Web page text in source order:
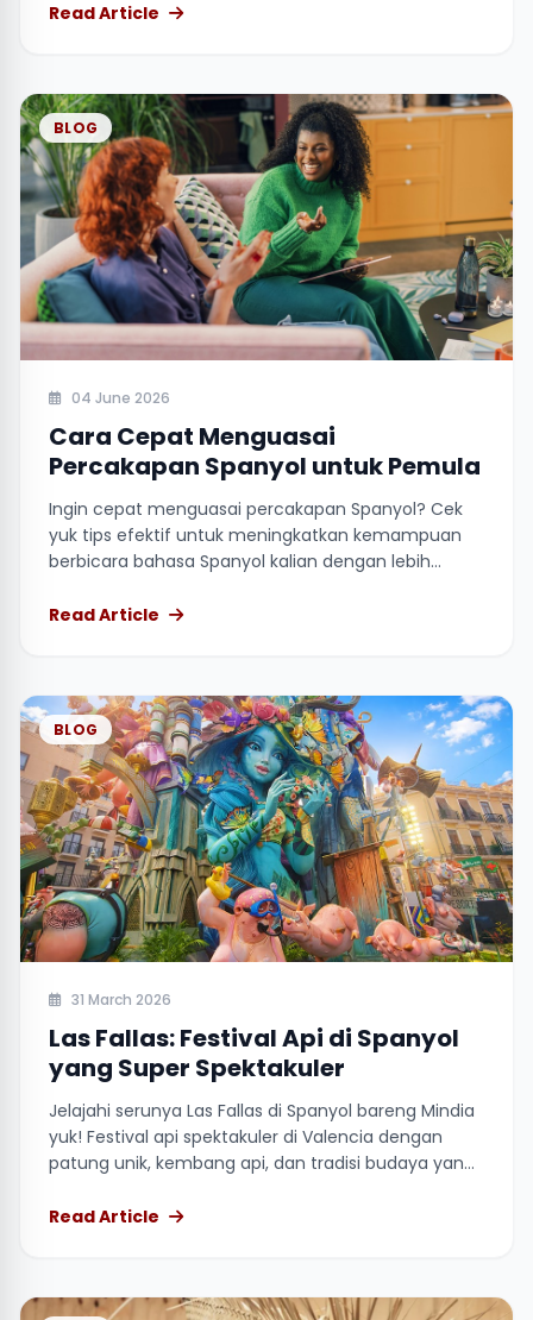
Read Article
BLOG
04 June 2026
Cara Cepat Menguasai
Percakapan Spanyol untuk Pemula
Ingin cepat menguasai percakapan Spanyol? Cek
yuk tips efektif untuk meningkatkan kemampuan
berbicara bahasa Spanyol kalian dengan lebih
Read Article
BLOG
31 March 2026
Las Fallas: Festival Api di Spanyol
yang Super Spektakuler
Jelajahi serunya Las Fallas di Spanyol bareng Mindia
yuk! Festival api spektakuler di Valencia dengan
patung unik, kembang api, dan tradisi budaya yang
Read Article